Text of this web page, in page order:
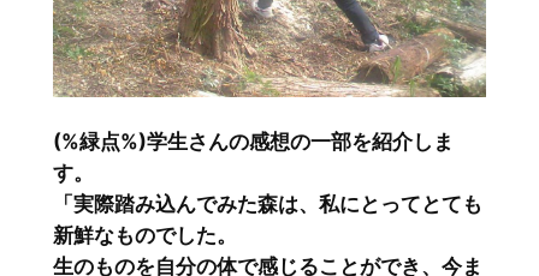
(%緑点%)学生さんの感想の一部を紹介しま
す。
「実際踏み込んでみた森は、私にとってとても
新鮮なものでした。
生のものを自分の体で感じることができ、今ま